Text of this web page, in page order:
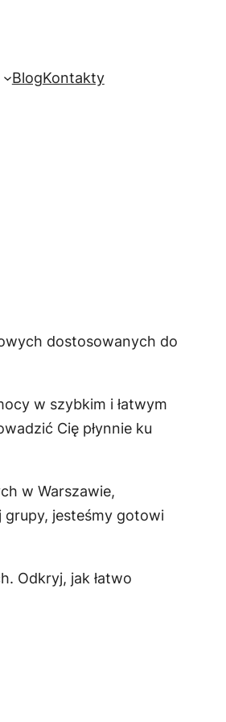
BlogKontakty
dostosowanych do
w szybkim i łatwym
Cię płynnie ku
w Warszawie,
grupy, jesteśmy gotowi
Odkryj, jak łatwo